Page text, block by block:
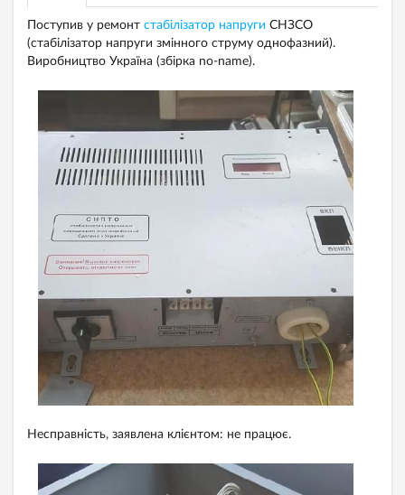
Поступив у ремонт стабілізатор напруги СНЗСО
(стабілізатор напруги змінного струму однофазний).
Виробництво Україна (збірка no-name).
Несправність, заявлена клієнтом: не працює.